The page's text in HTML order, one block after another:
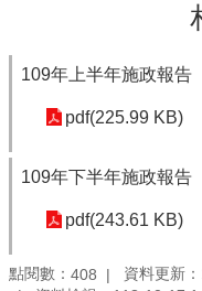
109年上半年施政報告
pdf(225.99 KB)
109年下半年施政報告
pdf(243.61 KB)
點閱數： 408
資料更新